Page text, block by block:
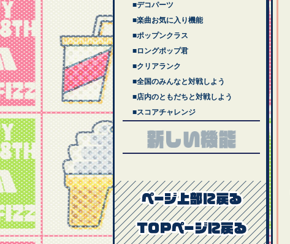
■デコパーツ
■楽曲お気に入り機能
■ポップンクラス
■ロングポップ君
■クリアランク
■全国のみんなと対戦しよう
■店内のともだちと対戦しよう
■スコアチャレンジ